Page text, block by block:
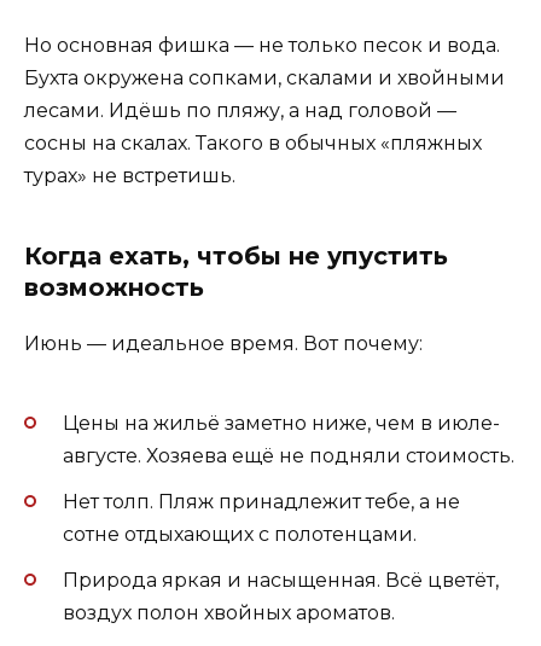
Но основная фишка — не только песок и вода.
Бухта окружена сопками, скалами и хвойными
лесами. Идёшь по пляжу, а над головой —
сосны на скалах. Такого в обычных «пляжных
турах» не встретишь.
Когда ехать, чтобы не упустить
возможность
Июнь — идеальное время. Вот почему:
Цены на жильё заметно ниже, чем в июле-
августе. Хозяева ещё не подняли стоимость.
Нет толп. Пляж принадлежит тебе, а не
сотне отдыхающих с полотенцами.
Природа яркая и насыщенная. Всё цветёт,
воздух полон хвойных ароматов.